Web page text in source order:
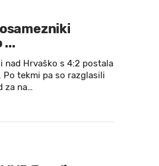
...
nad Hrvaško s 4:2 postala
tekmi pa so razglasili
za na…